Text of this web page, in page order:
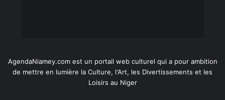
AgendaNiamey.com est un portail web culturel qui a pour ambition
de mettre en lumière la Culture, l'Art, les Divertissements et les
Loisirs au Niger